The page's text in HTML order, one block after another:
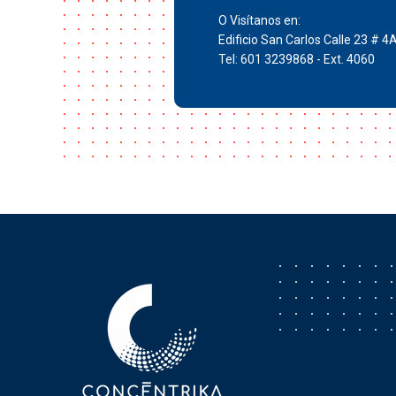
O Visítanos en:
Edificio San Carlos Calle 23 #
Tel: 601 3239868 - Ext. 4060